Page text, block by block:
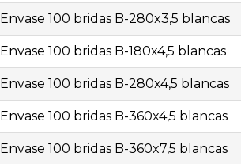
Envase 100 bridas B-280x3,5 blancas
Envase 100 bridas B-180x4,5 blancas
Envase 100 bridas B-280x4,5 blancas
Envase 100 bridas B-360x4,5 blancas
Envase 100 bridas B-360x7,5 blancas